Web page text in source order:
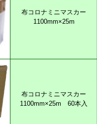
布コロナミニマスカー
1100mm×25m
布コロナミニマスカー
1100mm×25m 60本入